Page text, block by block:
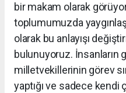
bir makam olarak
toplumumuzda
olarak bu anlayışı
bulunuyoruz. İnsanların
milletvekillerinin görev
yaptığı ve sadece kendi